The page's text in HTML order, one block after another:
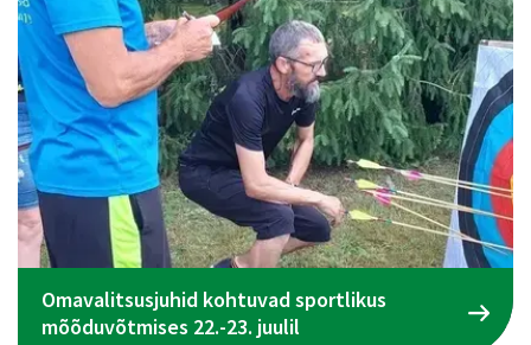
Omavalitsusjuhid kohtuvad sportlikus
mõõduvõtmises 22.-23. juulil